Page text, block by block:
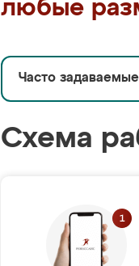
любые
Часто
Схема